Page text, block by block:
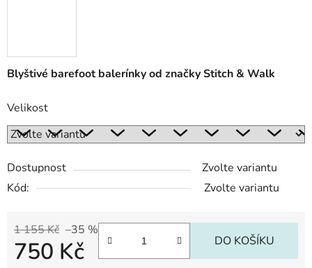
Blyštivé barefoot balerínky od značky Stitch & Walk
Velikost
Dostupnost
Zvolte variantu
Kód:
Zvolte variantu
1 155 Kč –35 %
750 Kč DO KOŠÍKU